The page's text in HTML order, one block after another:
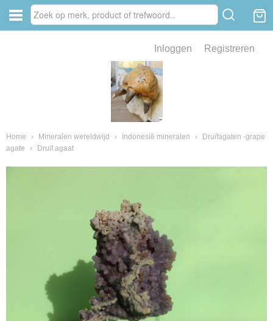
Inloggen Registreren
Home › Mineralen wereldwijd › Indonesië mineralen ›
Druifagaten -grape
agate
› Druif agaat
van fossielen en mineralen